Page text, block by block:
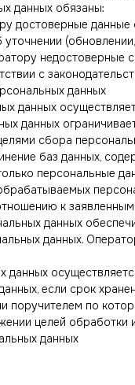
данных обязаны:
достоверные данные
недостоверные
с
данных
данных
данных
сбора
баз данных,
персональные
к
данных
данных.
данных
если срок
поручителем по
целей
данных